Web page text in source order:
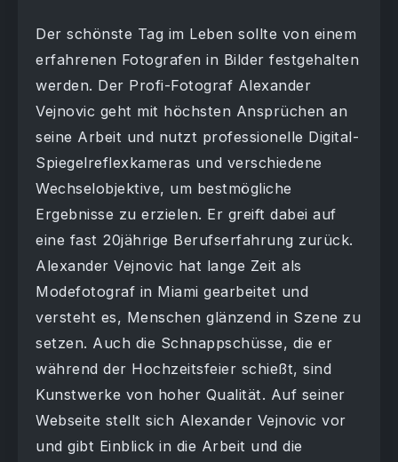
Der schönste Tag im Leben sollte von einem
erfahrenen Fotografen in Bilder festgehalten
werden. Der Profi-Fotograf Alexander
Vejnovic geht mit höchsten Ansprüchen an
seine Arbeit und nutzt professionelle Digital-
Spiegelreflexkameras und verschiedene
Wechselobjektive, um bestmögliche
Ergebnisse zu erzielen. Er greift dabei auf
eine fast 20jährige Berufserfahrung zurück.
Alexander Vejnovic hat lange Zeit als
Modefotograf in Miami gearbeitet und
versteht es, Menschen glänzend in Szene zu
setzen. Auch die Schnappschüsse, die er
während der Hochzeitsfeier schießt, sind
Kunstwerke von hoher Qualität. Auf seiner
Webseite stellt sich Alexander Vejnovic vor
und gibt Einblick in die Arbeit und die